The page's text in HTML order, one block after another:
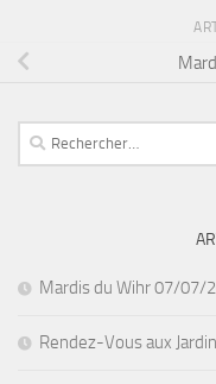
Rechercher :
Mardis du Wihr 07/07/
Rendez-Vous aux